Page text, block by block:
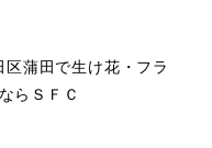
蒲田で生け花・フラ
らＳＦＣ